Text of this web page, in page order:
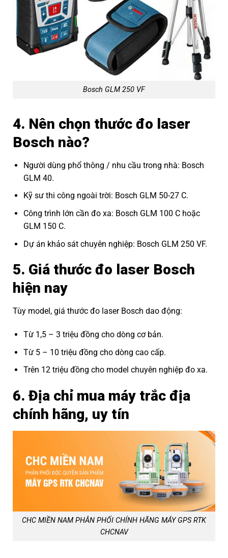
Bosch GLM 250 VF
4. Nên chọn thước đo laser
Bosch nào?
Người dùng phổ thông / nhu cầu trong nhà: Bosch
GLM 40.
Kỹ sư thi công ngoài trời: Bosch GLM 50-27 C.
Công trình lớn cần đo xa: Bosch GLM 100 C hoặc
GLM 150 C.
Dự án khảo sát chuyên nghiệp: Bosch GLM 250 VF.
5. Giá thước đo laser Bosch
hiện nay
Tùy model, giá thước đo laser Bosch dao động:
Từ 1,5 – 3 triệu đồng cho dòng cơ bản.
Từ 5 – 10 triệu đồng cho dòng cao cấp.
Trên 12 triệu đồng cho model chuyên nghiệp đo xa.
6. Địa chỉ mua máy trắc địa
chính hãng, uy tín
CHC MIỀN NAM PHÂN PHỐI CHÍNH HÃNG MÁY GPS RTK
CHCNAV